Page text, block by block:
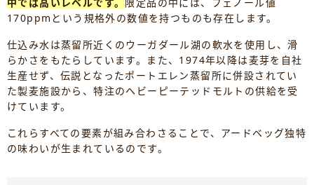
170ppmという規格外の数値を持つものも存在します。
仕込み水は蒸留所近くのウーガダール湖の軟水を使用し、滑
らかさをもたらしています。また、1974年以降は麦芽を自社
生産せず、伝説となったポートエレン蒸留所に併設されてい
た製麦施設から、特注のヘビーピーテッドモルトの供給を受
けています。
これらすべての要素が組み合わさることで、アードベッグ独特
の味わいが生まれているのです。